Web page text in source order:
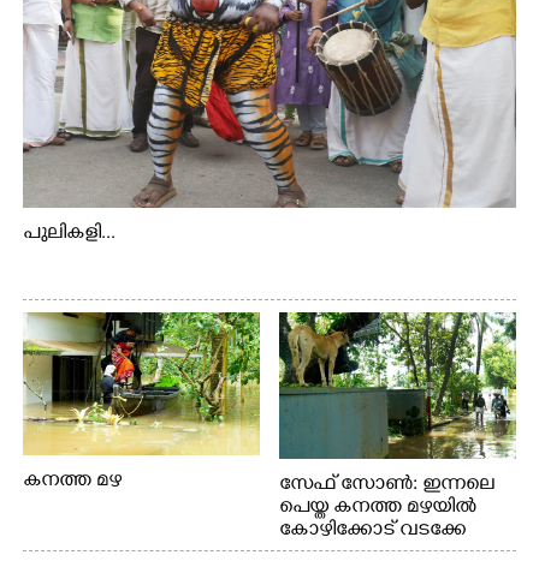
പുലികളി...
കനത്ത മഴ
സേഫ് സോൺ: ഇന്നലെ
പെയ്ത കനത്ത മഴയിൽ
കോഴിക്കോട് വടക്കേ
വയലിൽ വെള്ളം